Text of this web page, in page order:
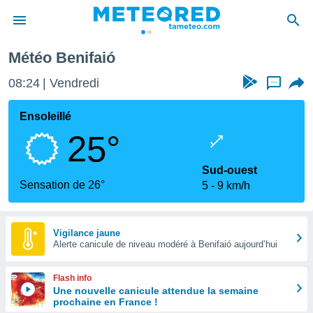
de
Météo Benifaió
08:24 Vendredi ...
Ensoleillé
25°
Sensation de 26°
Sud-ouest
5
9 km/h
Vigilance jaune
Alerte canicule de niveau modéré à Benifaió aujourd’hui
Flash info
Une nouvelle canicule attendue la semaine
prochaine en France !